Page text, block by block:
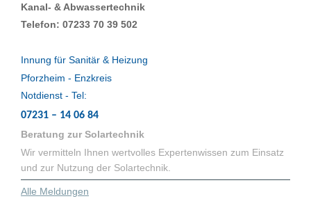
Kanal- & Abwassertechnik
Telefon: 07233 70 39 502
Innung für Sanitär & Heizung
Pforzheim - Enzkreis
Notdienst - Tel:
07231 – 14 06 84
Beratung zur Solartechnik
Wir vermitteln Ihnen wertvolles Expertenwissen zum Einsatz
und zur Nutzung der Solartechnik.
Alle Meldungen